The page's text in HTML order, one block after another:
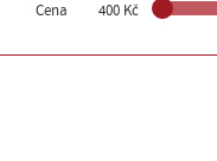
Cena 400 Kč